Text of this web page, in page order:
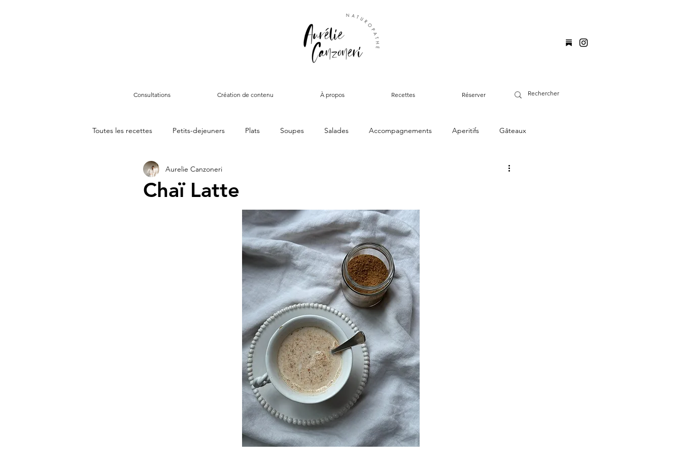
Consultations Création de contenu À propos Recettes Réserver
Toutes les recettes Petits-dejeuners Plats Soupes Salades Accompagnements Aperitifs Gâteaux
Boissons et jus Proteines animales
Chaï Latte
Aurelie Canzoneri